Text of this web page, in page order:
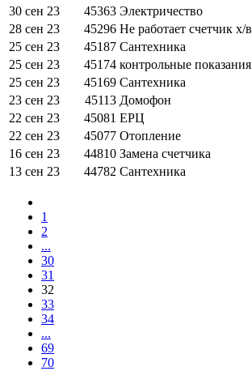
30 сен 23
45363 Электричество
28 сен 23
45296 Не работает счетчик х/в
25 сен 23
45187 Сантехника
25 сен 23
45174 контрольные показания
25 сен 23
45169 Сантехника
23 сен 23
45113 Домофон
22 сен 23
45081 ЕРЦ
22 сен 23
45077 Отопление
16 сен 23
44810 Замена счетчика
13 сен 23
44782 Сантехника
1
2
...
30
31
32
33
34
...
69
70